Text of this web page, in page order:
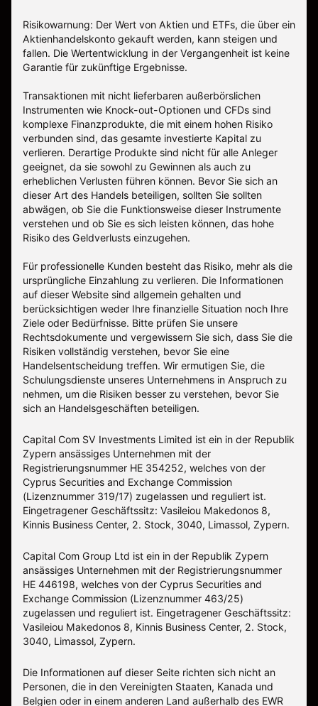
Risikowarnung: Der Wert von Aktien und ETFs, die über ein
Aktienhandelskonto gekauft werden, kann steigen und
fallen. Die Wertentwicklung in der Vergangenheit ist keine
Garantie für zukünftige Ergebnisse.
Transaktionen mit nicht lieferbaren außerbörslichen
Instrumenten wie Knock-out-Optionen und CFDs sind
komplexe Finanzprodukte, die mit einem hohen Risiko
verbunden sind, das gesamte investierte Kapital zu
verlieren. Derartige Produkte sind nicht für alle Anleger
geeignet, da sie sowohl zu Gewinnen als auch zu
erheblichen Verlusten führen können. Bevor Sie sich an
dieser Art des Handels beteiligen, sollten Sie sollten
abwägen, ob Sie die Funktionsweise dieser Instrumente
verstehen und ob Sie es sich leisten können, das hohe
Risiko des Geldverlusts einzugehen.
Für professionelle Kunden besteht das Risiko, mehr als die
ursprüngliche Einzahlung zu verlieren. Die Informationen
auf dieser Website sind allgemein gehalten und
berücksichtigen weder Ihre finanzielle Situation noch Ihre
Ziele oder Bedürfnisse. Bitte prüfen Sie unsere
Rechtsdokumente und vergewissern Sie sich, dass Sie die
Risiken vollständig verstehen, bevor Sie eine
Handelsentscheidung treffen. Wir ermutigen Sie, die
Schulungsdienste unseres Unternehmens in Anspruch zu
nehmen, um die Risiken besser zu verstehen, bevor Sie
sich an Handelsgeschäften beteiligen.
Capital Com SV Investments Limited ist ein in der Republik
Zypern ansässiges Unternehmen mit der
Registrierungsnummer HE 354252, welches von der
Cyprus Securities and Exchange Commission
(Lizenznummer 319/17) zugelassen und reguliert ist.
Eingetragener Geschäftssitz: Vasileiou Makedonos 8,
Kinnis Business Center, 2. Stock, 3040, Limassol, Zypern.
Capital Com Group Ltd ist ein in der Republik Zypern
ansässiges Unternehmen mit der Registrierungsnummer
ΗΕ 446198, welches von der Cyprus Securities and
Exchange Commission (Lizenznummer 463/25)
zugelassen und reguliert ist. Eingetragener Geschäftssitz:
Vasileiou Makedonos 8, Kinnis Business Center, 2. Stock,
3040, Limassol, Zypern.
Die Informationen auf dieser Seite richten sich nicht an
Personen, die in den Vereinigten Staaten, Kanada und
Belgien oder in einem anderen Land außerhalb des EWR